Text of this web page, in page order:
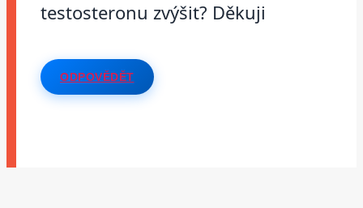
testosteronu zvýšit? Děkuji
ODPOVĚDĚT